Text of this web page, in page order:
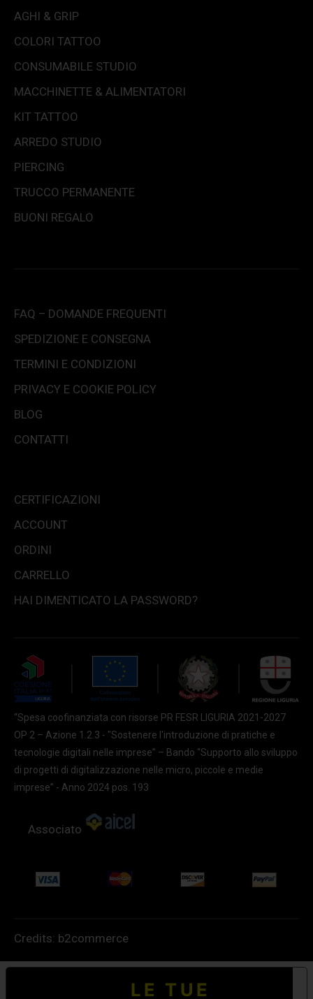
AGHI & GRIP
COLORI TATTOO
CONSUMABILE STUDIO
MACCHINETTE & ALIMENTATORI
KIT TATTOO
ARREDO STUDIO
PIERCING
TRUCCO PERMANENTE
BUONI REGALO
FAQ – DOMANDE FREQUENTI
SPEDIZIONE E CONSEGNA
TERMINI E CONDIZIONI
PRIVACY E COOKIE POLICY
BLOG
CONTATTI
CERTIFICAZIONI
ACCOUNT
ORDINI
CARRELLO
HAI DIMENTICATO LA PASSWORD?
“Spesa coofinanziata con risorse PR FESR LIGURIA 2021-2027
OP 2 – Azione 1.2.3 - "Sostenere l'introduzione di pratiche e
tecnologie digitali nelle imprese” – Bando “Supporto allo sviluppo
di progetti di digitalizzazione nelle micro, piccole e medie
imprese” - Anno 2024 pos. 193
Associato
Credits: b2commerce
LE TUE